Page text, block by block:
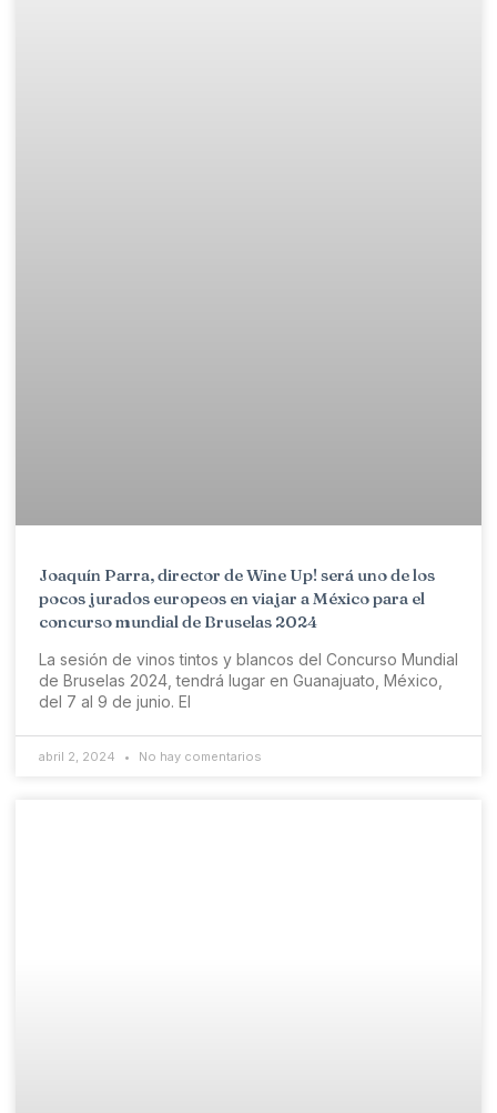
Joaquín Parra, director de Wine Up! será uno de los
pocos jurados europeos en viajar a México para el
concurso mundial de Bruselas 2024
La sesión de vinos tintos y blancos del Concurso Mundial
de Bruselas 2024, tendrá lugar en Guanajuato, México,
del 7 al 9 de junio. El
abril 2, 2024 No hay comentarios